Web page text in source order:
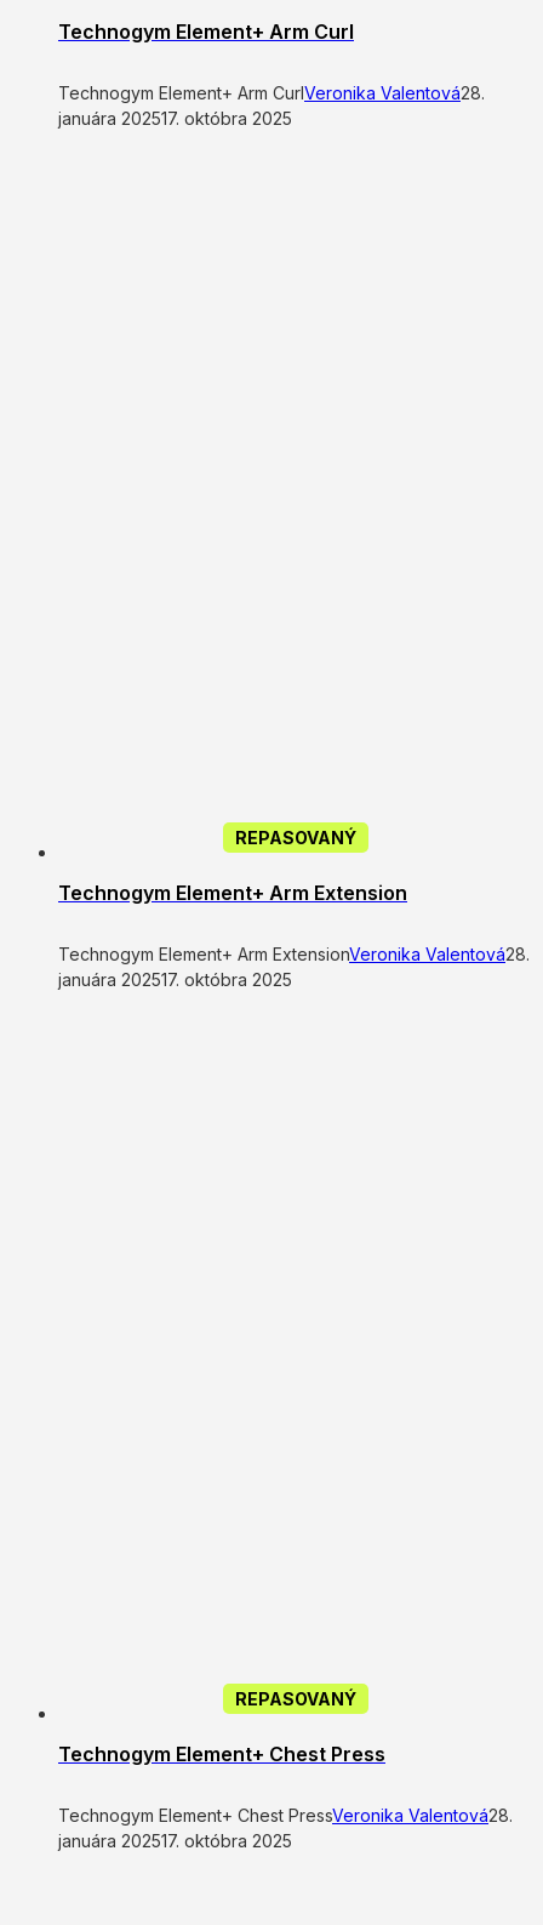
Technogym Element+ Arm Curl
Technogym Element+ Arm CurlVeronika Valentová28.
januára 202517. októbra 2025
REPASOVANÝ
Technogym Element+ Arm Extension
Technogym Element+ Arm ExtensionVeronika Valentová28.
januára 202517. októbra 2025
REPASOVANÝ
Technogym Element+ Chest Press
Technogym Element+ Chest PressVeronika Valentová28.
januára 202517. októbra 2025